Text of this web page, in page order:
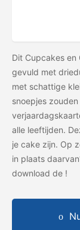
Dit Cupcakes en
gevuld met
met schattige
snoepjes
alle leeftijden.
je cake zijn. Op
in plaats
download de !